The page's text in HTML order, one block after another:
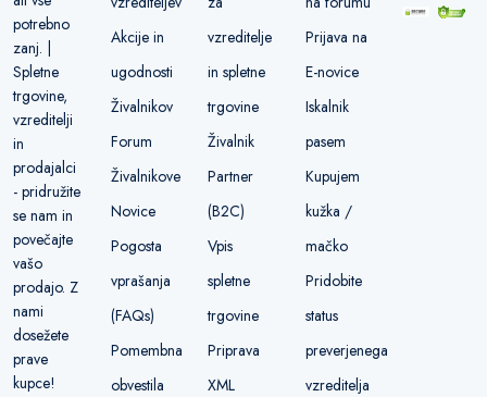
potrebno
zanj. |
Spletne
trgovine,
vzreditelji
in
prodajalci
- pridružite
se nam in
povečajte
vašo
prodajo. Z
nami
dosežete
prave
kupce!
Akcije in
ugodnosti
Živalnikov
Forum
Živalnikove
Novice
Pogosta
vprašanja
(FAQs)
Pomembna
obvestila
vzreditelje
in spletne
trgovine
Živalnik
Partner
(B2C)
Vpis
spletne
trgovine
Priprava
XML
Prijava na
E-novice
Iskalnik
pasem
Kupujem
kužka /
mačko
Pridobite
status
preverjenega
vzreditelja